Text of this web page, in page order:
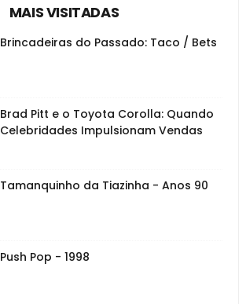
MAIS VISITADAS
Brincadeiras do Passado: Taco / Bets
Brad Pitt e o Toyota Corolla: Quando
Celebridades Impulsionam Vendas
Tamanquinho da Tiazinha - Anos 90
Push Pop - 1998